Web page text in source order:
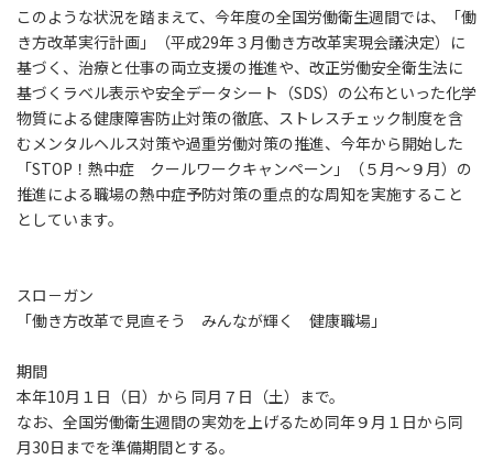
このような状況を踏まえて、今年度の全国労働衛生週間では、「働
き方改革実行計画」（平成29年３月働き方改革実現会議決定）に
基づく、治療と仕事の両立支援の推進や、改正労働安全衛生法に
基づくラベル表示や安全データシート（SDS）の公布といった化学
物質による健康障害防止対策の徹底、ストレスチェック制度を含
むメンタルヘルス対策や過重労働対策の推進、今年から開始した
「STOP！熱中症 クールワークキャンペーン」（５月～９月）の
推進による職場の熱中症予防対策の重点的な周知を実施すること
としています。
スロ－ガン
「働き方改革で見直そう みんなが輝く 健康職場」
期間
本年10月１日（日）から 同月７日（土）まで。
なお、全国労働衛生週間の実効を上げるため同年９月１日から同
月30日までを準備期間とする。